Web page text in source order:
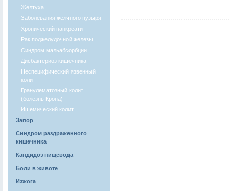
Желтуха
Заболевания желчного пузыря
Хронический панкреатит
Рак поджелудочной железы
Синдром мальабсорбции
Дисбактериоз кишечника
Неспецифический язвенный
колит
Гранулематозный колит
(болезнь Крона)
Ишемический колит
Запор
Синдром раздраженного
кишечника
Кандидоз пищевода
Боли в животе
Изжога